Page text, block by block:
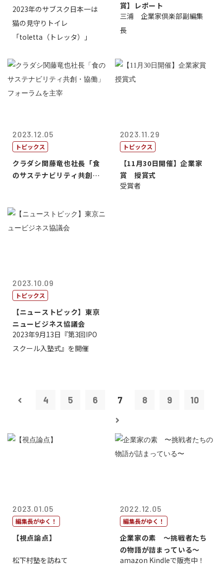
2023年のサブスク日本一は
猫の見守りトイレ
「toletta（トレッタ）」
賞】レポート
三浦 企業家倶楽部副編集
長
2023.12.05
トピックス
クラダシ関藤竜也社長「食
のサステナビリティ共創・
2023.11.29
トピックス
【11月30日開催】企業家
賞 授賞式
受賞者
2023.10.09
トピックス
【ニューストピック】東京
ニュービジネス協議会
2023年9月13日『第3回IPO
スクール入塾式』を開催
4 5 6 7 8 9 10
2023.01.05
編集長がゆく！
【視点論点】
松下村塾を訪ねて
2022.12.05
編集長がゆく！
企業家の素 〜挑戦者たち
の物語が詰まっている〜
amazon Kindleで販売中！